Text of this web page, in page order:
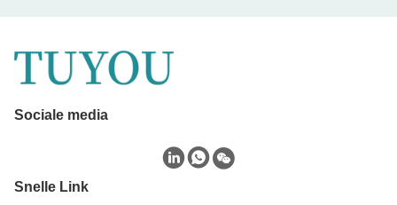
Sociale media
Snelle Link